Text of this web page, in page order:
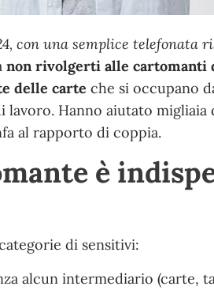
con una semplice telefonata
non rivolgerti alle cartomanti
delle carte che si occupano
lavoro. Hanno aiutato migliaia
al rapporto di coppia.
è
di sensitivi:
alcun intermediario (carte,